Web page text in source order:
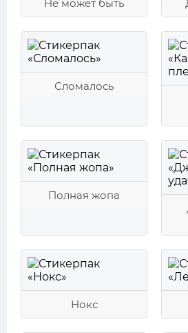
Не может быть
Сломалось
Полная жопа
Нокс